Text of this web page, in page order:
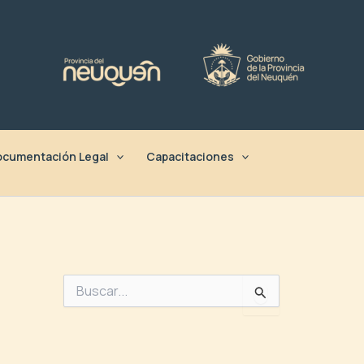
Legal
Capacitaciones
u